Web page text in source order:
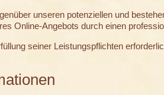
unseren potenziellen und
Online-Angebots durch einen
seiner Leistungspflichten